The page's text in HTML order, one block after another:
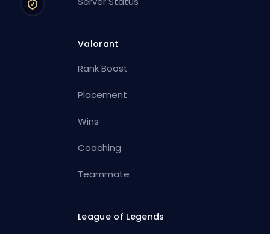
Valorant
Rank Boost
Placement
Wins
Coaching
Teammate
League of Legends